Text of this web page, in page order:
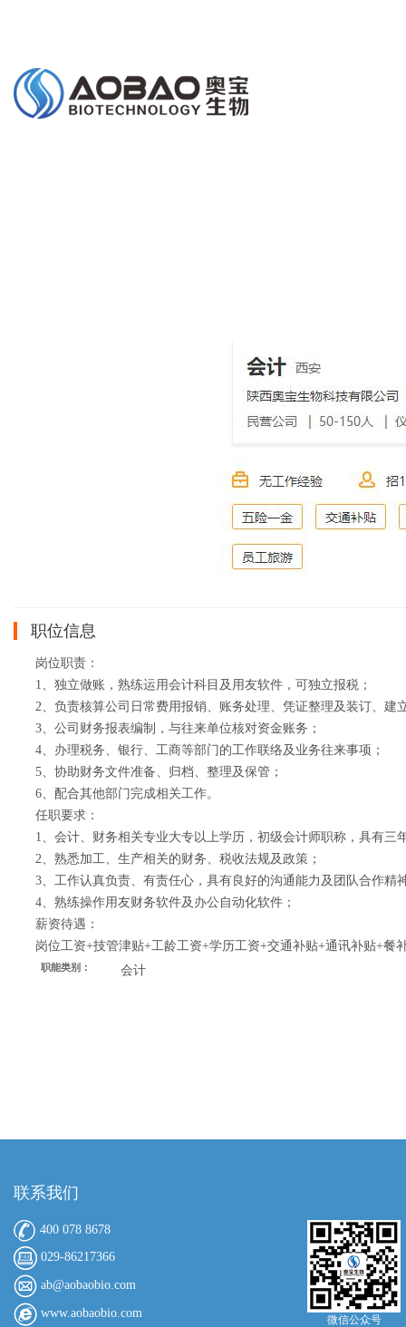
职位信息
岗位职责：
1、独立做账，熟练运用会计科目及用友软件，可独立报税；
2、负责核算公司日常费用报销、账务处理、凭证整理及装订、建
3、公司财务报表编制，与往来单位核对资金账务；
4、办理税务、银行、工商等部门的工作联络及业务往来事项；
5、协助财务文件准备、归档、整理及保管；
6、配合其他部门完成相关工作。
任职要求：
1、会计、财务相关专业大专以上学历，初级会计师职称，具有三
2、熟悉加工、生产相关的财务、税收法规及政策；
3、工作认真负责、有责任心，具有良好的沟通能力及团队合作精
4、熟练操作用友财务软件及办公自动化软件；
薪资待遇：
岗位工资+技管津贴+工龄工资+学历工资+交通补贴+通讯补贴+餐
职能类别： 会计
联系我们
400 078 8678
029-86217366
ab@aobaobio.com
www.aobaobio.com 微信公众号